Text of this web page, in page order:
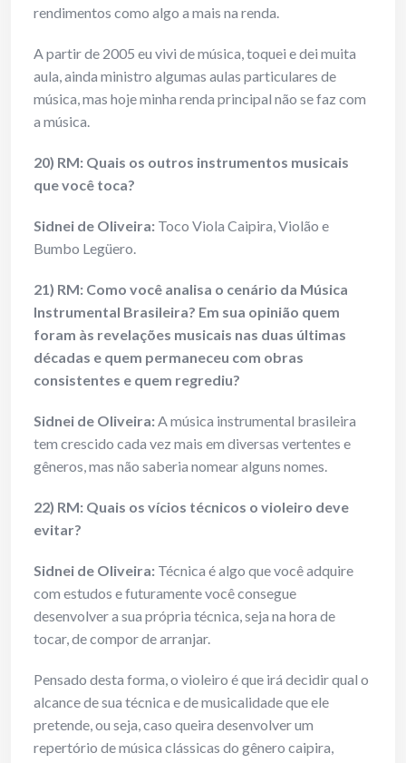
rendimentos como algo a mais na renda.
A partir de 2005 eu vivi de música, toquei e dei muita
aula, ainda ministro algumas aulas particulares de
música, mas hoje minha renda principal não se faz com
a música.
20) RM: Quais os outros instrumentos musicais
que você toca?
Sidnei de Oliveira: Toco Viola Caipira, Violão e
Bumbo Legüero.
21) RM: Como você analisa o cenário da Música
Instrumental Brasileira? Em sua opinião quem
foram às revelações musicais nas duas últimas
décadas e quem permaneceu com obras
consistentes e quem regrediu?
Sidnei de Oliveira:A música instrumental brasileira
tem crescido cada vez mais em diversas vertentes e
gêneros, mas não saberia nomear alguns nomes.
22) RM: Quais os vícios técnicos o violeiro deve
evitar?
Sidnei de Oliveira: Técnica é algo que você adquire
com estudos e futuramente você consegue
desenvolver a sua própria técnica, seja na hora de
tocar, de compor de arranjar.
Pensado desta forma, o violeiro é que irá decidir qual o
alcance de sua técnica e de musicalidade que ele
pretende, ou seja, caso queira desenvolver um
repertório de música clássicas do gênero caipira,